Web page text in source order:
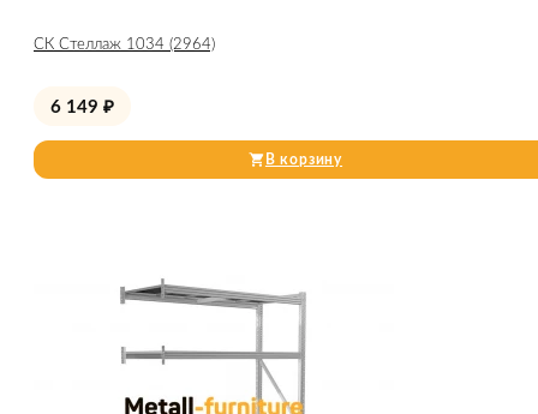
СК Стеллаж 1034 (2964)
6 149 ₽
В корзину